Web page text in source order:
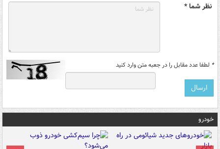
نظر شما *
* لطفا عدد مقابل را در جعبه متن وارد کنید
خودرو